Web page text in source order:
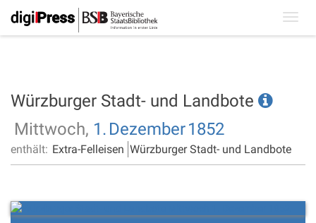
Würzburger Stadt- und Landbote
Mittwoch, 1. Dezember1852
enthält: Extra-Felleisen Würzburger Stadt- und Landbote